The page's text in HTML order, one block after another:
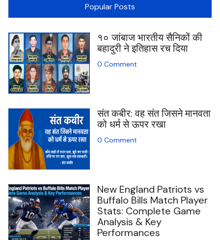
Popular Posts
१० जांबाज भारतीय सैनिकों की
बहादुरी ने इतिहास रच दिया
0 Comment
संत कबीर: वह संत जिसने मानवता
को धर्म से ऊपर रखा
0 Comment
New England Patriots vs
Buffalo Bills Match Player
Stats: Complete Game
Analysis & Key
Performances